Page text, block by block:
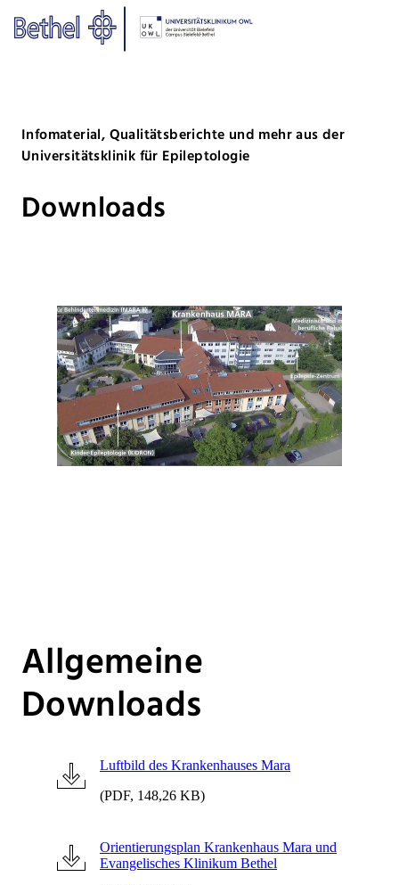
Zum Hauptinhalt springen
Zur Fußzeile springen
Infomaterial, Qualitätsberichte und mehr aus der
Universitätsklinik für Epileptologie
Downloads
Allgemeine
Downloads
Luftbild des Krankenhauses Mara
(PDF, 148,26 KB)
Orientierungsplan Krankenhaus Mara und
Evangelisches Klinikum Bethel